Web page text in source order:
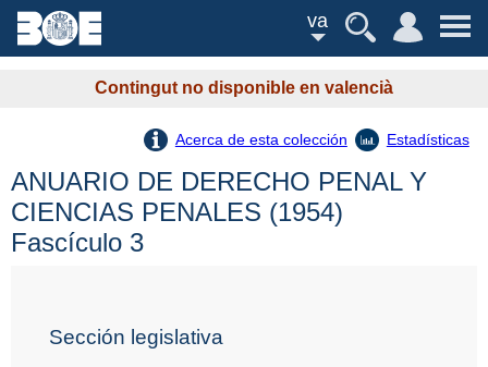
va
Contingut no disponible en valencià
Acerca de esta colección Estadísticas
ANUARIO DE DERECHO PENAL Y
CIENCIAS PENALES (1954)
Fascículo 3
Sección legislativa